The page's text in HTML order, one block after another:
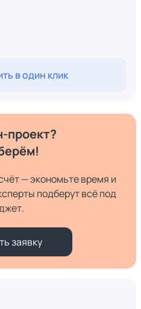
в один клик
проект?
— экономьте время и
подберут всё под
заявку